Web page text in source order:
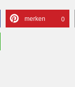
merken 0